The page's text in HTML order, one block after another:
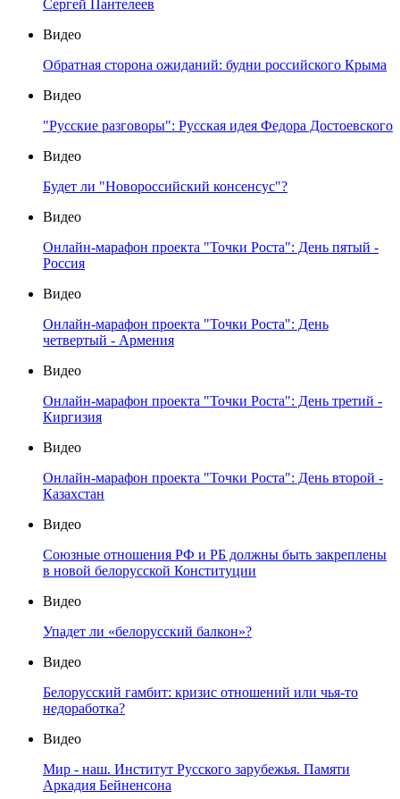
Сергей Пантелеев
Видео
Обратная сторона ожиданий: будни российского Крыма
Видео
"Русские разговоры": Русская идея Федора Достоевского
Видео
Будет ли "Новороссийский консенсус"?
Видео
Онлайн-марафон проекта "Точки Роста": День пятый -
Россия
Видео
Онлайн-марафон проекта "Точки Роста": День
четвертый - Армения
Видео
Онлайн-марафон проекта "Точки Роста": День третий -
Киргизия
Видео
Онлайн-марафон проекта "Точки Роста": День второй -
Казахстан
Видео
Союзные отношения РФ и РБ должны быть закреплены
в новой белорусской Конституции
Видео
Упадет ли «белорусский балкон»?
Видео
Белорусский гамбит: кризис отношений или чья-то
недоработка?
Видео
Мир - наш. Институт Русского зарубежья. Памяти
Аркадия Бейненсона